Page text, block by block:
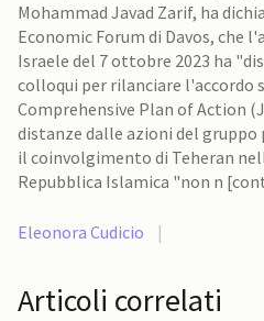
Mohammad Javad Zarif, ha
Economic Forum di Davos, che
Israele del 7 ottobre 2023 ha
colloqui per rilanciare l'accordo
Comprehensive Plan of Action
distanze dalle azioni del gruppo
il coinvolgimento di Teheran
Repubblica Islamica "non n
Eleonora Cudicio |
Articoli correlati